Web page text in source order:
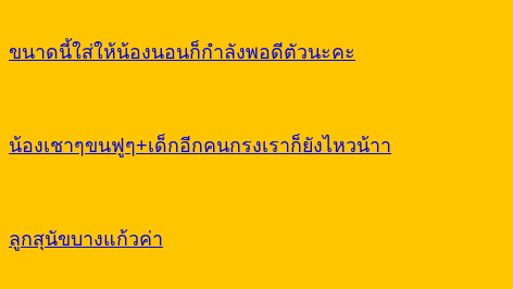
ขนาดนี้ใส่ให้น้องนอนก็กำลังพอดีตัวนะคะ
น้องเชาๆขนฟูๆ+เด็กอีกคนกรงเราก็ยังไหวน้าา
ลูกสุนัขบางแก้วค่า